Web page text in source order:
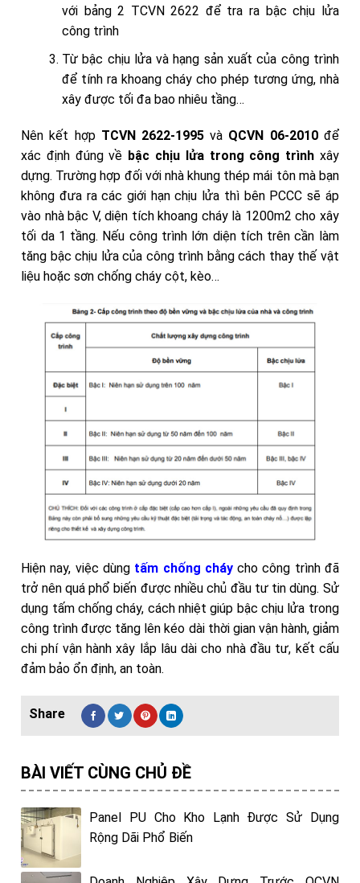
với bảng 2 TCVN 2622 để tra ra bậc chịu lửa
công trình
Từ bậc chịu lửa và hạng sản xuất của công trình
để tính ra khoang cháy cho phép tương ứng, nhà
xây được tối đa bao nhiêu tầng…
Nên kết hợp TCVN 2622-1995 và QCVN 06-2010để
xác định đúng về bậc chịu lửa trong công trình xây
dựng. Trường hợp đối với nhà khung thép mái tôn mà bạn
không đưa ra các giới hạn chịu lửa thì bên PCCC sẽ áp
vào nhà bậc V, diện tích khoang cháy là 1200m2 cho xây
tối da 1 tầng. Nếu công trình lớn diện tích trên cần làm
tăng bậc chịu lửa của công trình bằng cách thay thế vật
liệu hoặc sơn chống cháy cột, kèo…
Hiện nay, việc dùng tấm chống cháycho công trình đã
trở nên quá phổ biến được nhiều chủ đầu tư tin dùng. Sử
dụng tấm chống cháy, cách nhiệt giúp bậc chịu lửa trong
công trình được tăng lên kéo dài thời gian vận hành, giảm
chi phí vận hành xây lắp lâu dài cho nhà đầu tư, kết cấu
đảm bảo ổn định, an toàn.
BÀI VIẾT CÙNG CHỦ ĐỀ
Panel PU Cho Kho Lạnh Được Sử Dụng
Rộng Dãi Phổ Biến